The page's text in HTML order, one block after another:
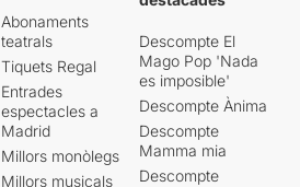
Abonaments
teatrals
Tiquets Regal
Entrades
espectacles a
Madrid
Millors monòlegs
Millors musicals
Descompte El
Mago Pop 'Nada
es imposible'
Descompte Ànima
Descompte
Mamma mia
Descompte